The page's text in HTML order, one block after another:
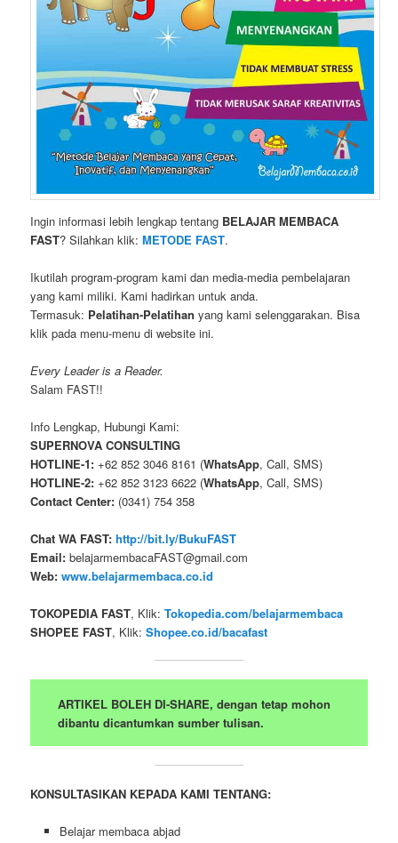
Ingin informasi lebih lengkap tentang BELAJAR MEMBACA
FAST? Silahkan klik:METODE FAST.
Ikutilah program-program kami dan media-media pembelajaran
yang kami miliki. Kami hadirkan untuk anda.
Termasuk: Pelatihan-Pelatihan yang kami selenggarakan. Bisa
klik pada menu-menu di website ini.
Every Leader is a Reader.
Salam FAST!!
Info Lengkap, Hubungi Kami:
SUPERNOVA CONSULTING
HOTLINE-1: +62 852 3046 8161 (WhatsApp, Call, SMS)
HOTLINE-2: +62 852 3123 6622 (WhatsApp, Call, SMS)
Contact Center: (0341) 754 358
Chat WA FAST: http://bit.ly/BukuFAST
Email: belajarmembacaFAST@gmail.com
Web: www.belajarmembaca.co.id
TOKOPEDIA FAST, Klik:Tokopedia.com/belajarmembaca
SHOPEE FAST, Klik:Shopee.co.id/bacafast
ARTIKEL BOLEH DI-SHARE, dengan tetap mohon
dibantu dicantumkan sumber tulisan.
KONSULTASIKAN KEPADA KAMI TENTANG:
Belajar membaca abjad